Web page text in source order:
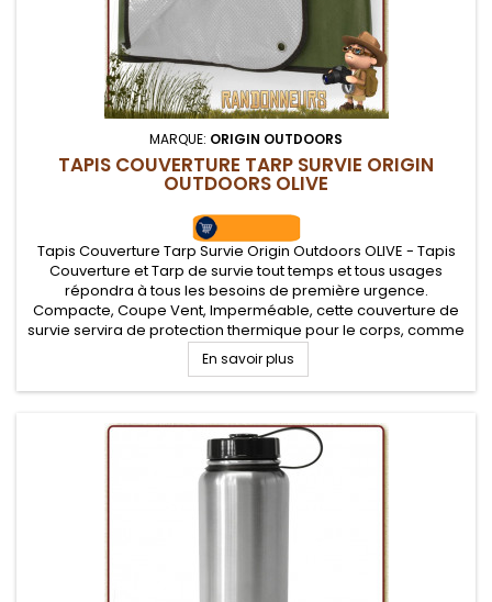
MARQUE: ORIGIN OUTDOORS
TAPIS COUVERTURE TARP SURVIE ORIGIN
OUTDOORS OLIVE
Tapis Couverture Tarp Survie Origin Outdoors OLIVE - Tapis
Couverture et Tarp de survie tout temps et tous usages
répondra à tous les besoins de première urgence.
Compacte, Coupe Vent, Imperméable, cette couverture de
survie servira de protection thermique pour le corps, comme
de tapis de sol et d'abri tarp de protection grâce à ses
œillets en vue d'y...
En savoir plus